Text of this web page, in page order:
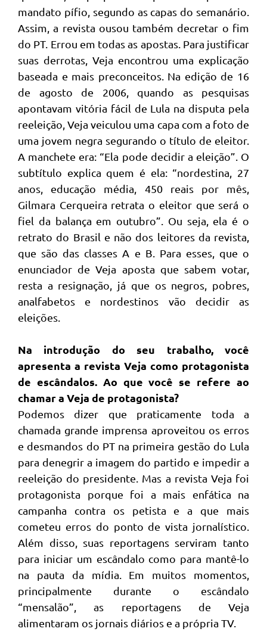
mandato pífio, segundo as capas do semanário.
Assim, a revista ousou também decretar o fim
do PT. Errou em todas as apostas. Para justificar
suas derrotas, Veja encontrou uma explicação
baseada e mais preconceitos. Na edição de 16
de agosto de 2006, quando as pesquisas
apontavam vitória fácil de Lula na disputa pela
reeleição, Veja veiculou uma capa com a foto de
uma jovem negra segurando o título de eleitor.
A manchete era: “Ela pode decidir a eleição”. O
subtítulo explica quem é ela: “nordestina, 27
anos, educação média, 450 reais por mês,
Gilmara Cerqueira retrata o eleitor que será o
fiel da balança em outubro”. Ou seja, ela é o
retrato do Brasil e não dos leitores da revista,
que são das classes A e B. Para esses, que o
enunciador de Veja aposta que sabem votar,
resta a resignação, já que os negros, pobres,
analfabetos e nordestinos vão decidir as
eleições.
Na introdução do seu trabalho, você
apresenta a revista Veja como protagonista
de escândalos. Ao que você se refere ao
chamar a Veja de protagonista?
Podemos dizer que praticamente toda a
chamada grande imprensa aproveitou os erros
e desmandos do PT na primeira gestão do Lula
para denegrir a imagem do partido e impedir a
reeleição do presidente. Mas a revista Veja foi
protagonista porque foi a mais enfática na
campanha contra os petista e a que mais
cometeu erros do ponto de vista jornalístico.
Além disso, suas reportagens serviram tanto
para iniciar um escândalo como para mantê-lo
na pauta da mídia. Em muitos momentos,
principalmente durante o escândalo
“mensalão”, as reportagens de Veja
alimentaram os jornais diários e a própria TV.